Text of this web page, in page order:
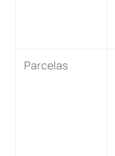
Parcelas